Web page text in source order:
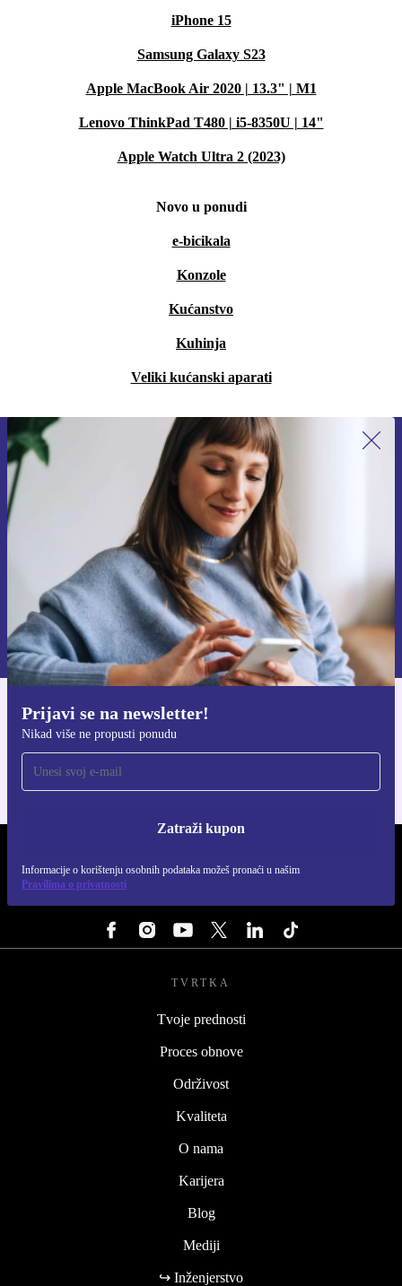
iPhone 15
Samsung Galaxy S23
Apple MacBook Air 2020 | 13.3" | M1
Lenovo ThinkPad T480 | i5-8350U | 14"
Apple Watch Ultra 2 (2023)
Novo u ponudi
e-bicikala
Konzole
Kućanstvo
Kuhinja
Veliki kućanski aparati
Prijavi se na newsletter!
Nikad više ne propusti ponudu
Zatraži kupon
Informacije o korištenju osobnih podataka možeš pronaći u našim
Pravilima o privatnosti
Prijavi se na newsletter!
Nikad više ne propusti ponudu.
Zatraži kupon
Informacije o korištenju osobnih podataka možeš pronaći u našim
Pravilima privatnosti.
Preuzmi refurbed aplikaciju
Za iOS i Android
TVRTKA
Tvoje prednosti
Proces obnove
Održivost
Kvaliteta
O nama
Karijera
Blog
Mediji
↪ Inženjerstvo